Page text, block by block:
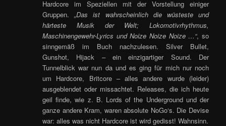
Hardcore im Speziellen mit der Vorstellung einiger
Gruppen.„Das ist wahrscheinlich die wüsteste und
härteste Musik der Welt; Lokomotivrhythmus,
Maschinengewehr-Lyrics und Noize Noize Noize …“, so
sinngemäß im Buch nachzulesen. Silver Bullet,
Gunshot, Hijack – ein einzigartiger Sound. Der
Tunnelblick war nun da und es ging für mich nur noch
um Hardcore, Britcore – alles andere wurde (leider)
ausgeblendet oder missachtet. Releases, die ich heute
geil finde, wie z. B. Lords of the Underground und der
ganze andere Kram, waren absolute NoGo‘s. Die Devise
war: alles was nicht Hardcore ist wird gedisst! Wahnsinn.